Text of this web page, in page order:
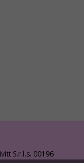
S.r.l.s. 00196